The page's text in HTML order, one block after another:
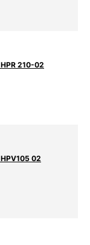
210-02
02